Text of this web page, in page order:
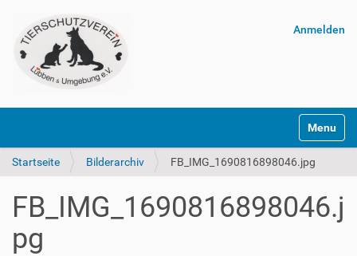
Anmelden
Startseite Bilderarchiv FB_IMG_1690816898046.jpg
FB_IMG_1690816898046.j
pg